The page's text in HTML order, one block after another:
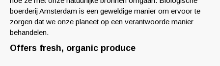
boerderij Amsterdam is een geweldige manier om ervoor te
zorgen dat we onze planeet op een verantwoorde manier
behandelen.
Offers fresh, organic produce